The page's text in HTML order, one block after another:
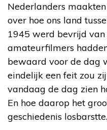
Nederlanders
over hoe ons land
1945 werd bevrijd van
amateurfilmers
bewaard voor de dag
eindelijk een feit zou
vandaag de dag zien
En hoe daarop het
geschiedenis losbarstte.